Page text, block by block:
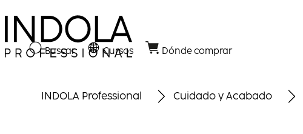
Buscar Cursos Dónde comprar
INDOLA Professional Cuidado y Acabado